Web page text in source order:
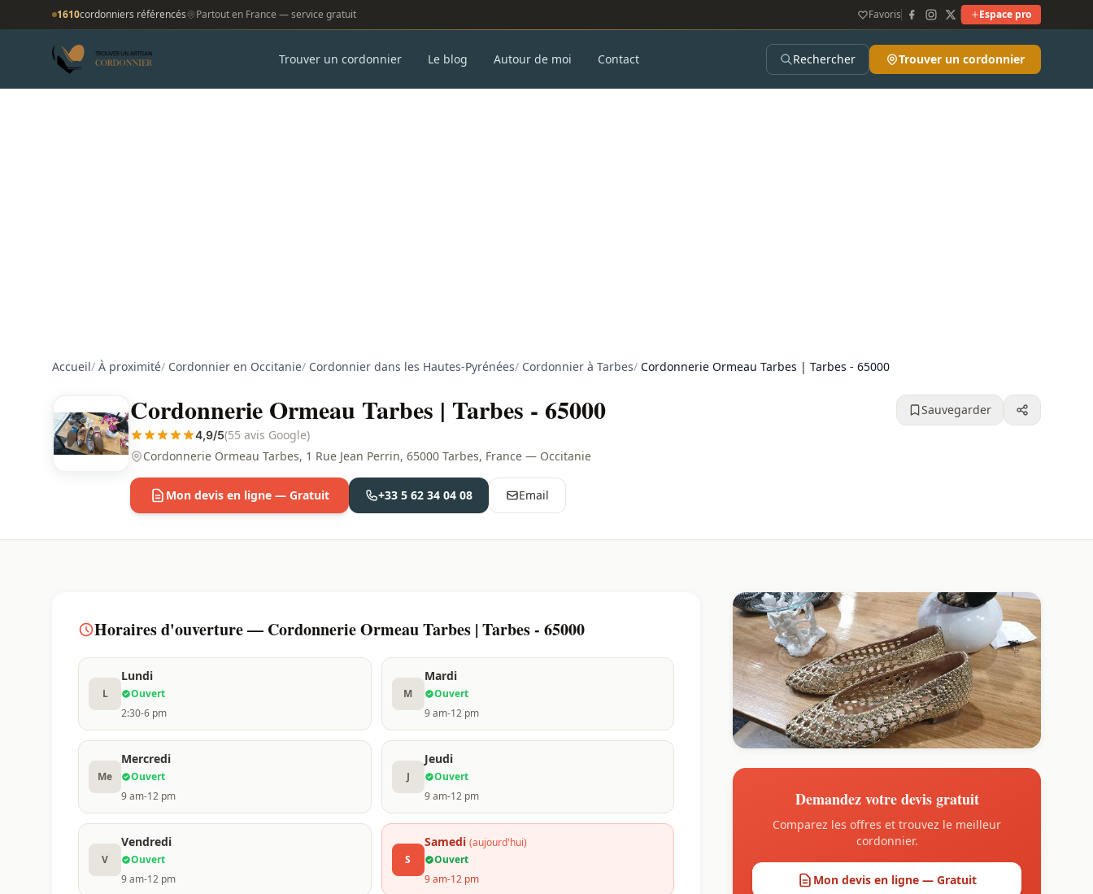
1610cordonniers référencés Partout en France — service gratuit Favoris Espace pro
Trouver un cordonnier Le blog Autour de moi Contact Rechercher Trouver un cordonnier
Accueil/ À proximité/ Cordonnier en Occitanie/ Cordonnier dans les Hautes-Pyrénées/ Cordonnier à Tarbes/ Cordonnerie Ormeau Tarbes | Tarbes - 65000
Cordonnerie Ormeau Tarbes | Tarbes - 65000
4,9/5(55 avis Google)
Cordonnerie Ormeau Tarbes, 1 Rue Jean Perrin, 65000 Tarbes, France — Occitanie
Sauvegarder
Mon devis en ligne — Gratuit +33 5 62 34 04 08 Email
Horaires d'ouverture — Cordonnerie Ormeau Tarbes | Tarbes - 65000
L
Lundi
Ouvert
2:30-6 pm
M
Mardi
Ouvert
9 am-12 pm
Me
Mercredi
Ouvert
9 am-12 pm
J
Jeudi
Ouvert
9 am-12 pm
V
Vendredi
Ouvert
9 am-12 pm
S
Samedi (aujourd'hui)
Ouvert
9 am-12 pm
Demandez votre devis gratuit
Comparez les offres et trouvez le meilleur
cordonnier.
Mon devis en ligne — Gratuit